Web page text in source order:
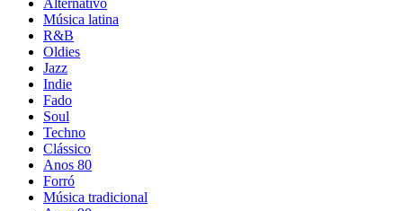
Alternativo
Música latina
R&B
Oldies
Jazz
Indie
Fado
Soul
Techno
Clássico
Anos 80
Forró
Música tradicional